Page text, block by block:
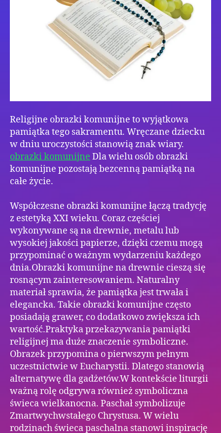
Religijne obrazki komunijne to wyjątkowa
pamiątka tego sakramentu. Wręczane dziecku
w dniu uroczystości stanowią znak wiary.
obrazki komunijne Dla wielu osób obrazki
komunijne pozostają bezcenną pamiątką na
całe życie.
Współczesne obrazki komunijne łączą tradycję
z estetyką XXI wieku. Coraz częściej
wykonywane są na drewnie, metalu lub
wysokiej jakości papierze, dzięki czemu mogą
przypominać o ważnym wydarzeniu każdego
dnia.Obrazki komunijne na drewnie cieszą się
rosnącym zainteresowaniem. Naturalny
materiał sprawia, że pamiątka jest trwała i
elegancka. Takie obrazki komunijne często
posiadają grawer, co dodatkowo zwiększa ich
wartość.Praktyka przekazywania pamiątki
religijnej ma duże znaczenie symboliczne.
Obrazek przypomina o pierwszym pełnym
uczestnictwie w Eucharystii. Dlatego stanowią
alternatywę dla gadżetów.W kontekście liturgii
ważną rolę odgrywa również symboliczna
świeca wielkanocna. Paschał symbolizuje
Zmartwychwstałego Chrystusa. W wielu
rodzinach świeca paschalna stanowi inspirację